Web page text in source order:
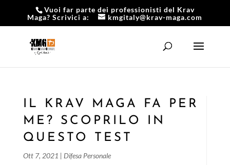
Vuoi far parte dei professionisti del Krav
Maga? Scrivici a:
kmgitaly@krav-maga.com
IL KRAV MAGA FA PER
ME? SCOPRILO IN
QUESTO TEST
Ott 7, 2021 | Difesa Personale